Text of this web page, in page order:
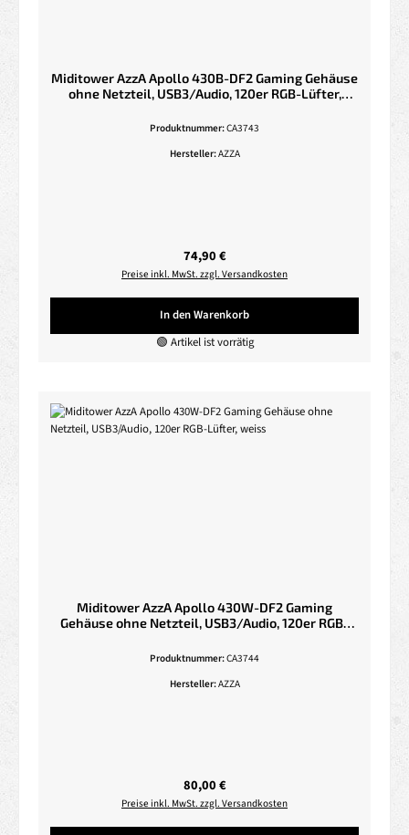
Miditower AzzA Apollo 430B-DF2 Gaming Gehäuse
ohne Netzteil, USB3/Audio, 120er RGB-Lüfter,
Produktnummer:CA3743
Hersteller:AZZA
Regulärer Preis:
74,90 €
Preise inkl. MwSt. zzgl. Versandkosten
In den Warenkorb
🟢 Artikel ist vorrätig
Miditower AzzA Apollo 430W-DF2 Gaming
Gehäuse ohne Netzteil, USB3/Audio, 120er RGB-
Produktnummer:CA3744
Hersteller:AZZA
Regulärer Preis:
80,00 €
Preise inkl. MwSt. zzgl. Versandkosten